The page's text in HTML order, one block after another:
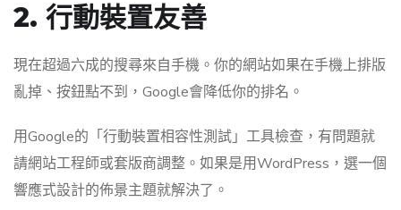
2. 行動裝置友善
現在超過六成的搜尋來自手機。你的網站如果在手機上排版
亂掉、按鈕點不到，Google會降低你的排名。
用Google的「行動裝置相容性測試」工具檢查，有問題就
請網站工程師或套版商調整。如果是用WordPress，選一個
響應式設計的佈景主題就解決了。